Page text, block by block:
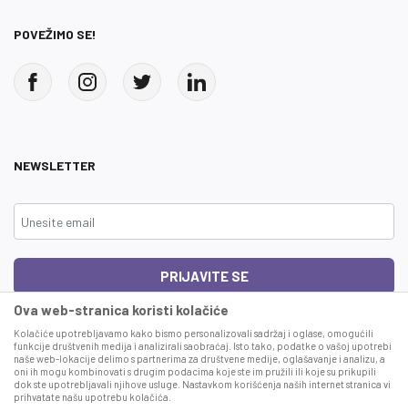
POVEŽIMO SE!
NEWSLETTER
PRIJAVITE SE
This site is protected by reCAPTCHA and the GooglePrivacy Policy andTerms
of Serviceapply.
Ova web-stranica koristi kolačiće
Kolačiće upotrebljavamo kako bismo personalizovali sadržaj i oglase, omogućili
funkcije društvenih medija i analizirali saobraćaj. Isto tako, podatke o vašoj upotrebi
naše web-lokacije delimo s partnerima za društvene medije, oglašavanje i analizu, a
oni ih mogu kombinovati s drugim podacima koje ste im pružili ili koje su prikupili
dok ste upotrebljavali njihove usluge. Nastavkom korišćenja naših internet stranica vi
prihvatate našu upotrebu kolačića.